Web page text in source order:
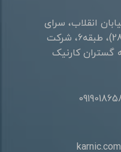
انقلاب، سرای
نوآوری صنایع خلاق(پلاک281)، طبقه6، شرکت
گستران کارنیک